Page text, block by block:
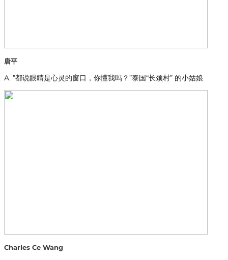
唐平
A. ”都说眼睛是心灵的窗口，你懂我吗？”泰国“长颈村” 的小姑娘
Charles Ce Wang